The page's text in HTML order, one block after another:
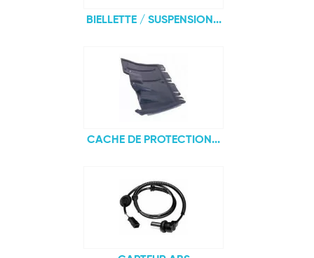
BIELLETTE / SUSPENSION...
CACHE DE PROTECTION...